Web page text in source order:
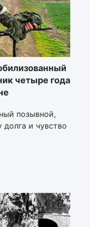
четыре года
позывной,
долга и чувство